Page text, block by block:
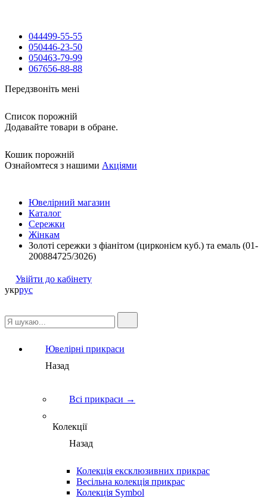
044499-55-55
050446-23-50
050463-79-99
067656-88-88
Передзвоніть мені
Список порожній
Додавайте товари в обране.
Кошик порожній
Ознайомтеся з нашими Акціями
Ювелірний магазин
Каталог
Сережки
Жінкам
Золоті сережки з фіанітом (цирконієм куб.) та емаль (01-
200884725/3026)
Увійти до кабінету
укррус
Ювелірні прикраси
Назад
Всі прикраси →
Колекції
Назад
Колекція ексклюзивних прикрас
Весільна колекція прикрас
Колекція Symbol